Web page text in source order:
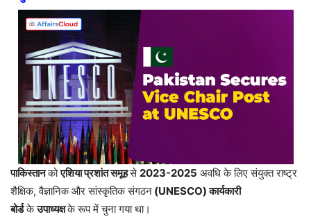
पाकिस्तानकोएशिया प्रशांत समूहसे 2023-2025 अवधि के लिए संयुक्त राष्ट्र
शैक्षिक, वैज्ञानिक और सांस्कृतिक संगठन (UNESCO)कार्यकारी
बोर्डकेउपाध्यक्षके रूप में चुना गया था।